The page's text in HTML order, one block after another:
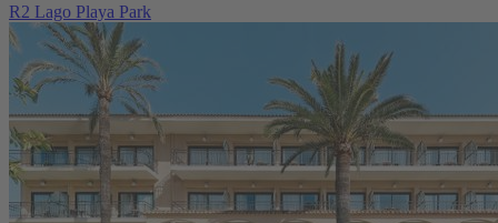
R2 Lago Playa Park